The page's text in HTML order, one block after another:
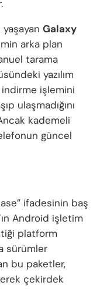
Galaxy
arka plan
tarama
yazılım
işlemini
ulaşmadığını
kademeli
güncel
ifadesinin baş
Android işletim
platform
sürümler
bu paketler,
çekirdek